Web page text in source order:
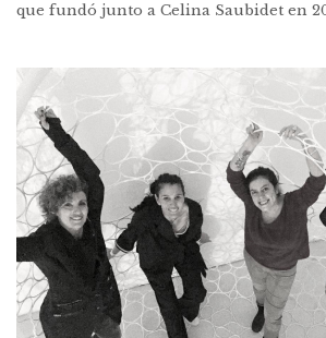
que fundó junto a Celina Saubidet en